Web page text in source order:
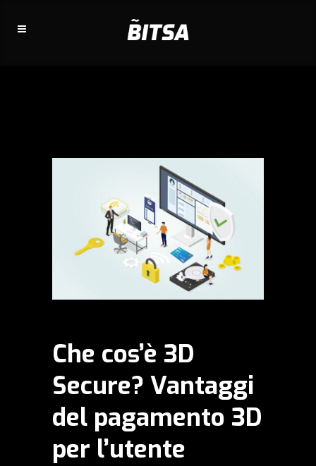
Che cos’è 3D
Secure? Vantaggi
del pagamento 3D
per l’utente